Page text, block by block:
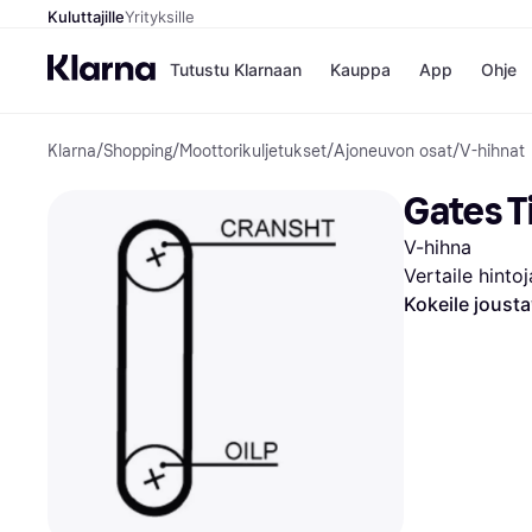
KuluttajilleYrityksille
Tutustu Klarnaan Kauppa
Kaupat
Gigantti
H&M
Peten
Wolt
App Ohje
Klarna/Shopping/Moottorikuljetukset/Ajoneuvon osat/V-hihnat
Gates
V-hihna
Vertaile
Kokeile